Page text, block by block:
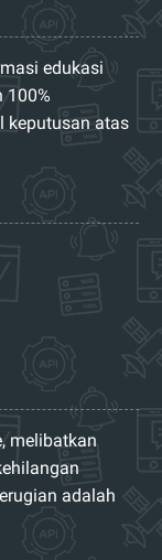
edukasi
100%
keputusan atas
melibatkan
adalah